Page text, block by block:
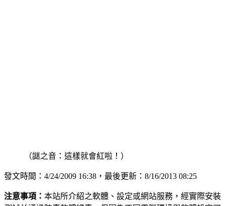
（謎之音：這樣就會紅啦！）
發文時間：4/24/2009 16:38，最後更新：8/16/2013 08:25
注意事項： 本站所介紹之軟體、設定或網站服務，經實際安裝